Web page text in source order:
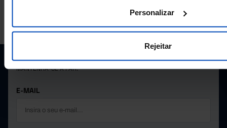
Personalizar
Rejeitar
A PORDATA É UM PROJETO DA FUNDAÇÃO FRANCISCO MANUEL DOS
SANTOS.
SUBSCREVER A NEWSLETTER DA
MANTENHA-SE A PAR.
E-MAIL